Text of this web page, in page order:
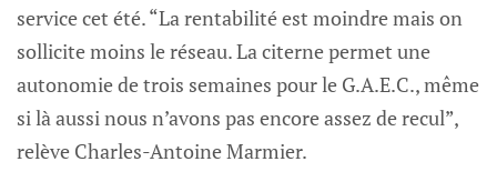
service cet été. “La rentabilité est moindre mais on
sollicite moins le réseau. La citerne permet une
autonomie de trois semaines pour le G.A.E.C., même
si là aussi nous n’avons pas encore assez de recul”,
relève Charles-Antoine Marmier.